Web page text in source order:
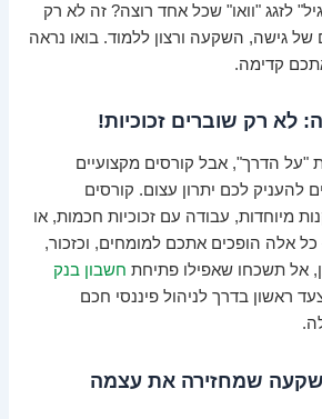
לזגג "וואו" שכל אחד רוצה? זה לא רק
של גישה, השקעה ורצון ללמוד. בואו נראה
קדימה.
"על הדרך", אבל קורסים מקצועיים
להעניק לכם יתרון עצום. קורסים
מיוחדות, עבודה עם זכוכיות חכמות, או
כל אלה הופכים אתכם למומחים, וכזכור,
אל תשכחו שאפילו פתיחת חשבון בנק
ראשון בדרך לניהול פיננסי חכם
שמחזירה את עצמה